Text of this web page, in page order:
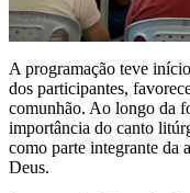
A programação teve
dos participantes,
comunhão. Ao longo da
importância do canto
como parte integrante da
Deus.